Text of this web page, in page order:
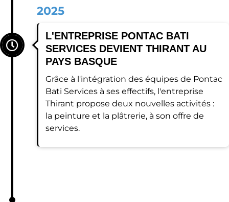
2025
L'ENTREPRISE PONTAC BATI
SERVICES DEVIENT THIRANT AU
PAYS BASQUE
Grâce à l'intégration des équipes de Pontac
Bati Services à ses effectifs, l'entreprise
Thirant propose deux nouvelles activités :
la peinture et la plâtrerie, à son offre de
services.